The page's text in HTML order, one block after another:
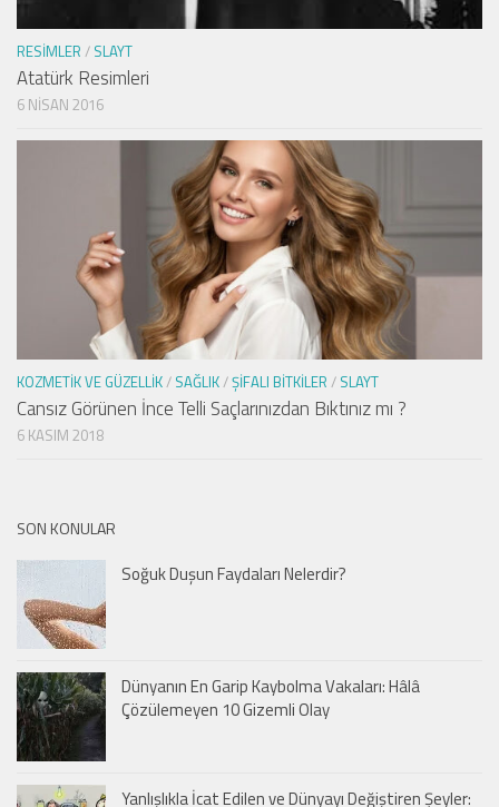
RESIMLER / SLAYT
Atatürk Resimleri
6 NISAN 2016
KOZMETIK VE GÜZELLIK/ SAĞLIK/ŞIFALI BITKILER / SLAYT
Cansız Görünen İnce Telli Saçlarınızdan Bıktınız mı ?
6 KASIM 2018
SON KONULAR
Soğuk Duşun Faydaları Nelerdir?
Dünyanın En Garip Kaybolma Vakaları: Hâlâ
Çözülemeyen 10 Gizemli Olay
Yanlışlıkla İcat Edilen ve Dünyayı Değiştiren Şeyler: